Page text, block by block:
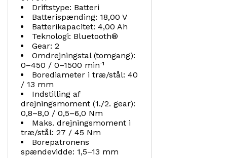
Driftstype: Batteri
Batterispænding: 18,00 V
Batterikapacitet: 4,00 Ah
Teknologi: Bluetooth®
Gear: 2
Omdrejningstal (tomgang):
0–450 / 0–1500 min⁻¹
Borediameter i træ/stål: 40
/ 13 mm
Indstilling af
drejningsmoment (1./2. gear):
0,8–8,0 / 0,5–6,0 Nm
Maks. drejningsmoment i
træ/stål: 27 / 45 Nm
Borepatronens
spændevidde: 1,5–13 mm